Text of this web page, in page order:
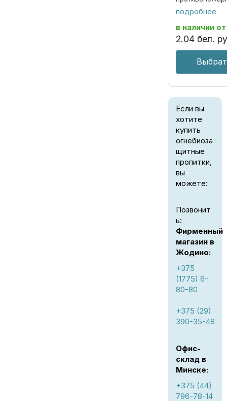
древесины.
предохраняет
появления
подробнее
в наличии от
2.04 бел.
Если вы
хотите
купить
огнебиоза
щитные
пропитки,
вы
можете:
Позвонит
ь:
Фирменный
магазин в
Жодино:
+375
(1775) 6-
80-80
+375 (29)
390-35-48
Офис-
склад в
Минске:
+375 (44)
796-78-14